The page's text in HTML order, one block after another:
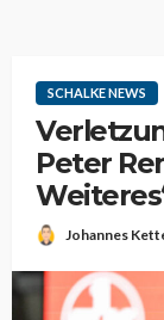
SCHALKE NEWS
Peter
Johannes